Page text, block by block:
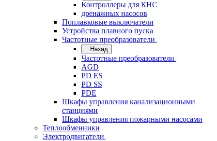
Контроллеры для КНС
дренажных насосов
Поплавковые выключатели
Устройства плавного пуска
Частотные преобразователи
Назад
Частотные преобразователи
AGD
PD ES
PD SS
PDE
Шкафы управления канализационными
станциями
Шкафы управления пожарными насосами
Теплообменники
Электродвигатели